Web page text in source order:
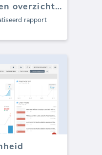
Yext beoordelingen overzicht (rapport)
rapport